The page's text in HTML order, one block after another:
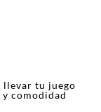
llevar tu juego
comodidad